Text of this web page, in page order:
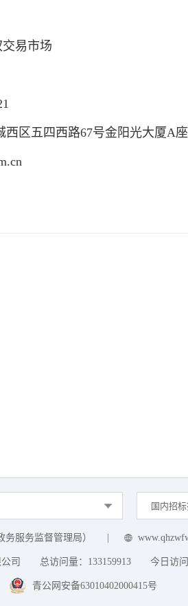
易市场
西区五四西路67号金阳光大厦A
国内招
服务监督管理局）
司 总访问量： 133159913 今日访问
青公网安备63010402000415号